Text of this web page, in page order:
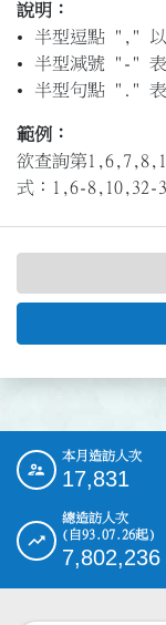
說明：
半型逗點 "," 以
半型減號 "-" 表
半型句點 "." 表
範例：
欲查詢第
式：1,6-8,10,32-
::: 本月造訪人次
17,831
總造訪人次
(自93.07.26起)
7,802,236